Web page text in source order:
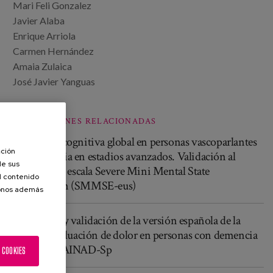
Mari Feli Gonzalez
Javier Alaba
Enrique Arriola
Carmen Hernández
Amaia Zulaica
José Javier Yanguas
PUBLICACIONES RELACIONADAS
Evaluación cognitiva global en personas vascoparlantes
con demencia en estadios avanzados. Validación al
euskera de la escala Severe Mini Mental State
Examination (SMMSE-eus)
Adaptación y validación de la versión española de la
escala de evaluación de dolor en personas con demencia
avanzada: PAINAD-Sp
sus
contenido
además